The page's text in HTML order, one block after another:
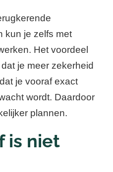
kun je zelfs met
Het voordeel
je meer zekerheid
je vooraf exact
wordt. Daardoor
plannen.
is niet